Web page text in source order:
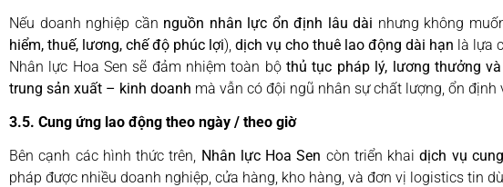
Nếu doanh nghiệp cần nguồn nhân lực ổn định lâu dài nhưng không
hiểm, thuế, lương, chế độ phúc lợi), dịch vụ cho thuê lao động dài hạn là lựa
Nhân lực Hoa Sen sẽ đảm nhiệm toàn bộthủ tục pháp lý, lương thưởng
trung sản xuất – kinh doanh mà vẫn có đội ngũ nhân sự chất lượng, ổn định
3.5. Cung ứng lao động theo ngày / theo giờ
Bên cạnh các hình thức trên, Nhân lực Hoa Sen còn triển khaidịch vụ
pháp được nhiều doanh nghiệp, cửa hàng, kho hàng, và đơn vị logistics tin